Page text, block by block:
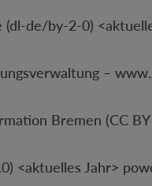
de/by-2-0)
–
Bremen (CC
<aktuelles Jahr>